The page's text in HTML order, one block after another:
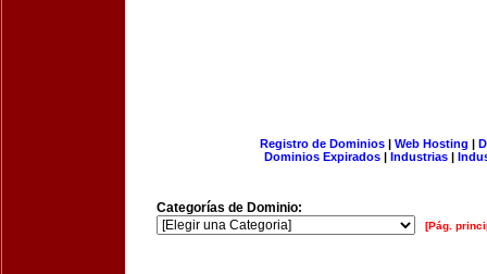
Registro de Dominios| Web Hosting |
Dominios Expirados | Industrias |
Categorías de Dominio:
[Pág.